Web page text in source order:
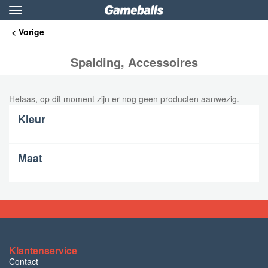
Toggle
navigation
< Vorige
Spalding, Accessoires
Helaas, op dit moment zijn er nog geen producten aanwezig.
Kleur
Maat
Klantenservice
Contact